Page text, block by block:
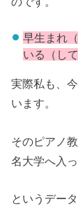
早生まれ
いる（して
実際私も、
います。
そのピアノ
名大学へ入っ
というデー